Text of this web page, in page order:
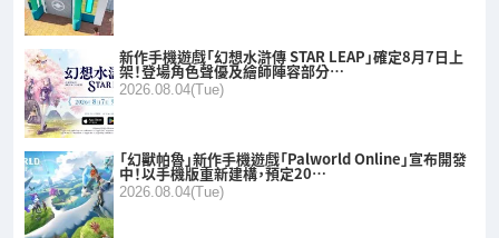
新作手機遊戲「幻想水滸傳 STAR LEAP」確定8月7日上
架！登場角色聲優及繪師陣容部分…
2026.08.04(Tue)
「幻獸帕魯」新作手機遊戲「Palworld Online」宣布開發
中！以手機版重新建構，預定20…
2026.08.04(Tue)